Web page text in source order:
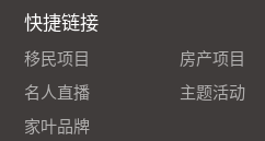
快捷链接
移民项目 房产项目
名人直播
主题活动
家叶品牌